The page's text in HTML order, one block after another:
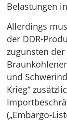
Belastungen
Allerdings
der DDR-
zugunsten
und
Krieg“
(„Embargo-